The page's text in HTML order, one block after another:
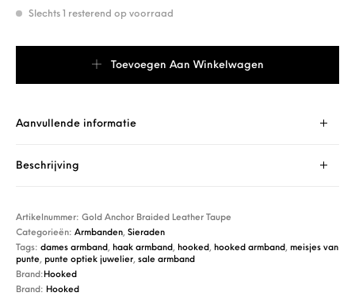
Slechts 1 resterend op voorraad
Toevoegen Aan Winkelwagen
Aanvullende informatie
Beschrijving
Artikelnummer:Gold Anchor Braided Leather Taupe
Categorieën:Armbanden,Sieraden
Tags:dames armband, haak armband, hooked, hooked armband, meisjes van
punte, punte optiek juwelier,sale armband
Brand: Hooked
Brand: Hooked